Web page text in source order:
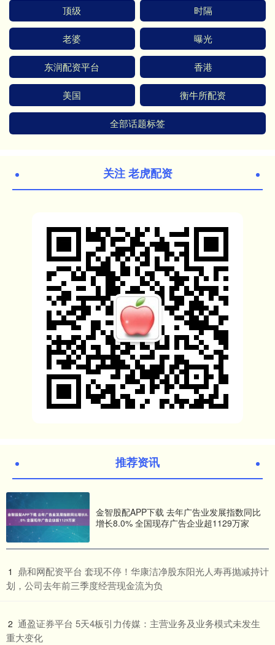
顶级 时隔
老婆 曝光
东润配资平台 香港
美国 衡牛所配资
全部话题标签
关注 老虎配资
推荐资讯
金智股配APP下载 去年广告业发展指数同比
增长8.0% 全国现存广告企业超1129万家
1 ​鼎和网配资平台 套现不停！华康洁净股东阳光人寿再抛减持计
划，公司去年前三季度经营现金流为负
2 ​通盈证券平台 5天4板引力传媒：主营业务及业务模式未发生
重大变化